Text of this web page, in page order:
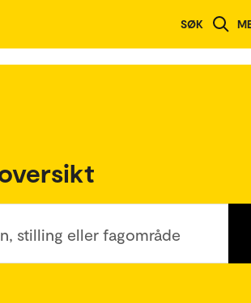
SØK
stilling eller fagområde